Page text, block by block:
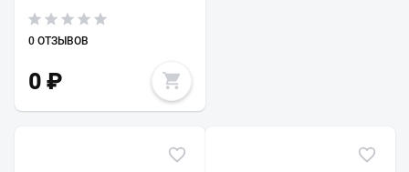
0 ОТЗЫВОВ
0 ₽